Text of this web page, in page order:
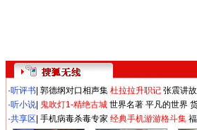
·听评书 郭德纲对口相声集 杜拉拉升职记 张震讲
·听小说 鬼吹灯1-精绝古城 世界名著 平凡的世界
·共享区 手机病毒杀毒专家 经典手机游游格斗集